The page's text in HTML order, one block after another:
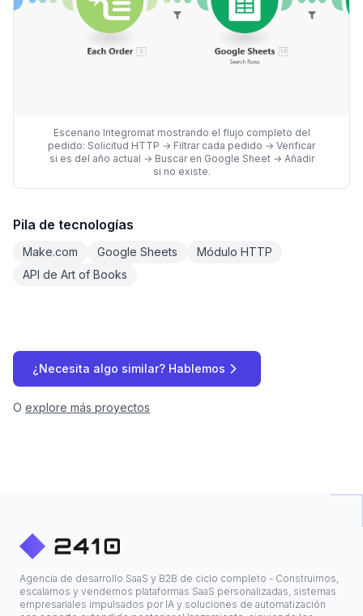
Escenario Integromat mostrando el flujo completo del
pedido: Solicitud HTTP → Filtrar cada pedido → Verificar
si es del año actual → Buscar en Google Sheet → Añadir
si no existe.
Pila de tecnologías
Make.com Google Sheets
Módulo HTTP
API de Art of Books
¿Necesita algo similar? Hablemos
O explore más proyectos
Agencia de desarrollo SaaS y B2B de ciclo completo - Construimos,
escalamos y vendemos plataformas SaaS personalizadas, sistemas
empresariales impulsados por IA y soluciones de automatización